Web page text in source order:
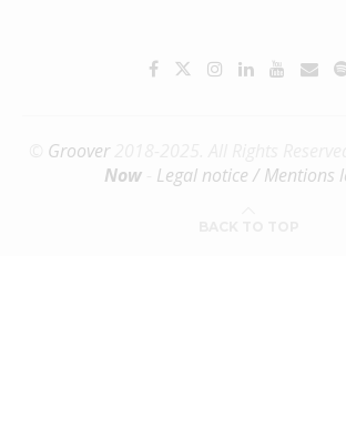
Groover2018-2025. All Rights
Now
Legal notice / Mentions